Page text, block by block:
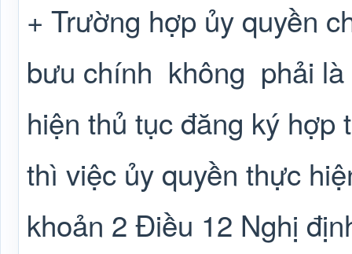
+ Trường hợp ủy quyền
bưu chính không phải
hiện thủ tục đăng ký hợp
thì việc ủy quyền thực
khoản 2 Điều 12 Nghị